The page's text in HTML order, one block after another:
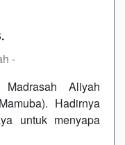
-
Aliyah
Hadirnya
untuk menyapa